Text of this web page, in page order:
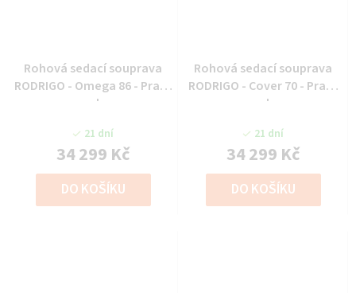
Rohová sedací souprava
RODRIGO - Omega 86 - Pravý
roh
21 dní
34 299 Kč
DO KOŠÍKU
Rohová sedací souprava
RODRIGO - Cover 70 - Pravý
roh
21 dní
34 299 Kč
DO KOŠÍKU